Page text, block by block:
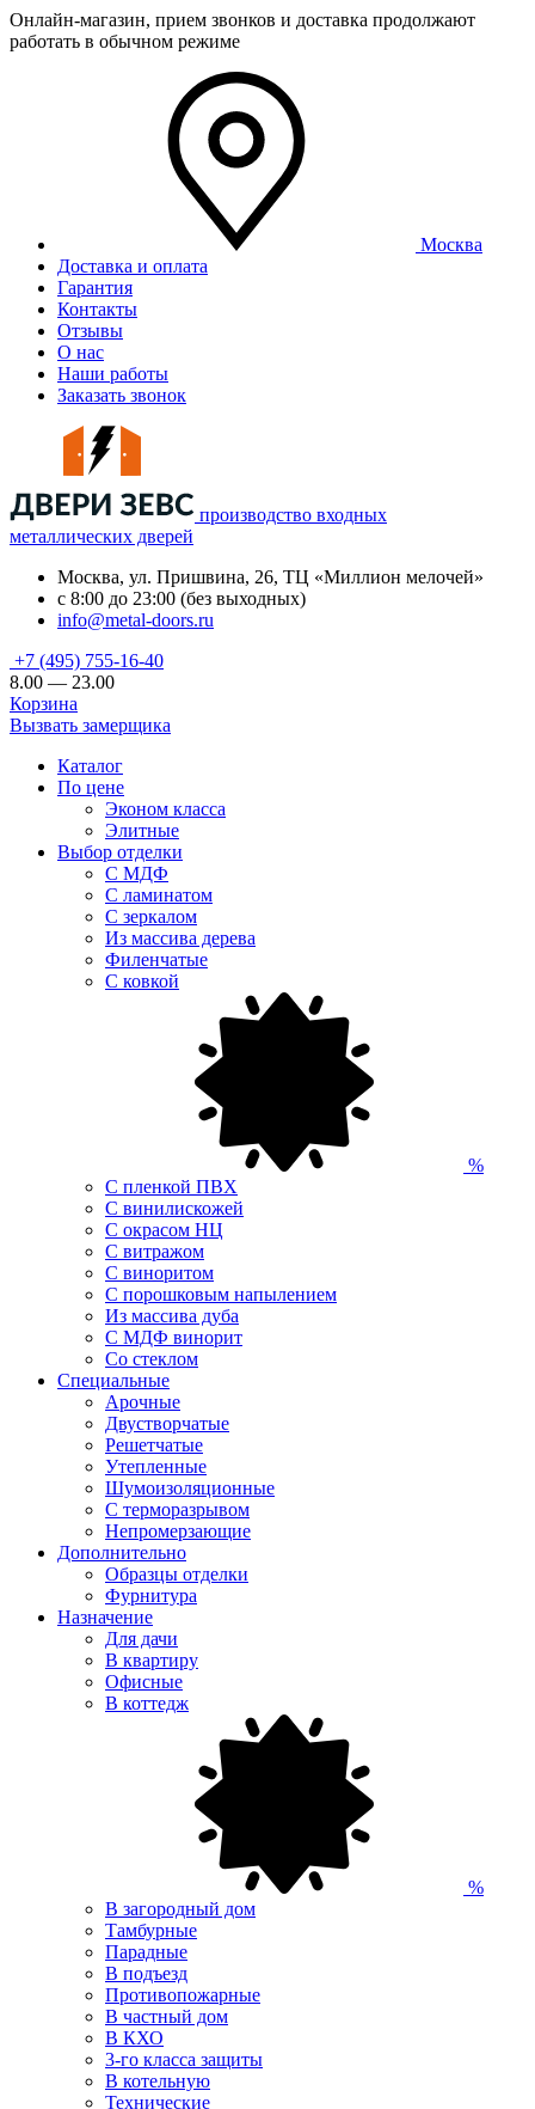
Онлайн-магазин, прием звонков и доставка продолжают
работать в обычном режиме
Москва
Доставка и оплата
Гарантия
Контакты
Отзывы
О нас
Наши работы
Заказать звонок
производство входных
металлических дверей
Москва, ул. Пришвина, 26, ТЦ «Миллион мелочей»
с 8:00 до 23:00 (без выходных)
info@metal-doors.ru
+7 (495) 755-16-40
8.00 — 23.00
Корзина
Вызвать замерщика
Каталог
По цене
Эконом класса
Элитные
Выбор отделки
С МДФ
С ламинатом
С зеркалом
Из массива дерева
Филенчатые
С ковкой
%
С пленкой ПВХ
С винилискожей
С окрасом НЦ
С витражом
С виноритом
С порошковым напылением
Из массива дуба
С МДФ винорит
Со стеклом
Специальные
Арочные
Двустворчатые
Решетчатые
Утепленные
Шумоизоляционные
С терморазрывом
Непромерзающие
Дополнительно
Образцы отделки
Фурнитура
Назначение
Для дачи
В квартиру
Офисные
В коттедж
%
В загородный дом
Тамбурные
Парадные
В подъезд
Противопожарные
В частный дом
В КХО
3-го класса защиты
В котельную
Технические